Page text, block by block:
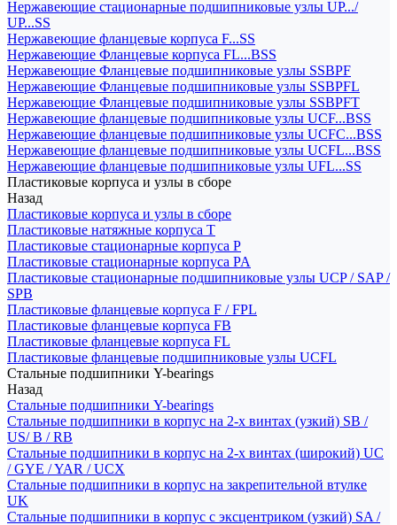
Нержавеющие стационарные подшипниковые узлы UP.../
UP...SS
Нержавеющие фланцевые корпуса F...SS
Нержавеющие Фланцевые корпуса FL...BSS
Нержавеющие Фланцевые подшипниковые узлы SSBPF
Нержавеющие Фланцевые подшипниковые узлы SSBPFL
Нержавеющие Фланцевые подшипниковые узлы SSBPFT
Нержавеющие фланцевые подшипниковые узлы UCF...BSS
Нержавеющие фланцевые подшипниковые узлы UCFC...BSS
Нержавеющие фланцевые подшипниковые узлы UCFL...BSS
Нержавеющие фланцевые подшипниковые узлы UFL...SS
Пластиковые корпуса и узлы в сборе
Назад
Пластиковые корпуса и узлы в сборе
Пластиковые натяжные корпуса T
Пластиковые стационарные корпуса P
Пластиковые стационарные корпуса PA
Пластиковые стационарные подшипниковые узлы UCP / SAP /
SPB
Пластиковые фланцевые корпуса F / FPL
Пластиковые фланцевые корпуса FB
Пластиковые фланцевые корпуса FL
Пластиковые фланцевые подшипниковые узлы UCFL
Стальные подшипники Y-bearings
Назад
Стальные подшипники Y-bearings
Стальные подшипники в корпус на 2-х винтах (узкий) SB /
US/ B / RB
Стальные подшипники в корпус на 2-х винтах (широкий) UC
/ GYE / YAR / UCX
Стальные подшипники в корпус на закрепительной втулке
UK
Стальные подшипники в корпус с эксцентриком (узкий) SA /